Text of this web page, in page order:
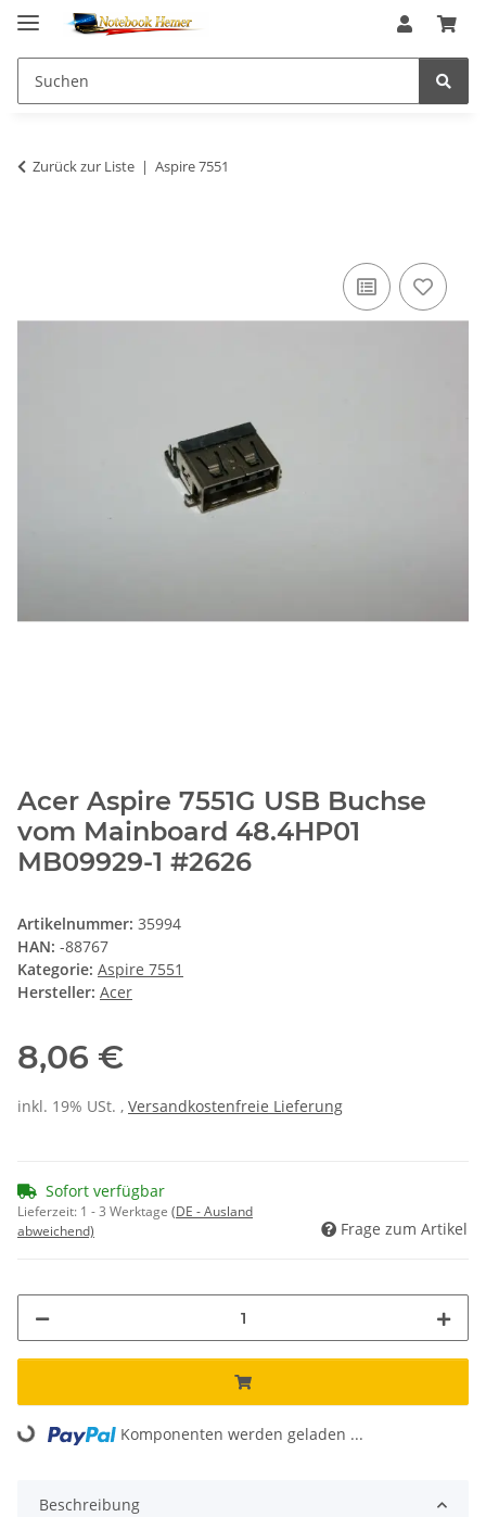
Zurück zur Liste Aspire 7551
Acer Aspire 7551G USB Buchse
vom Mainboard 48.4HP01
MB09929-1 #2626
Artikelnummer: 35994
HAN: -88767
Kategorie: Aspire 7551
Hersteller: Acer
8,06 €
inkl. 19% USt. , Versandkostenfreie Lieferung
Sofort verfügbar
Lieferzeit: 1 - 3 Werktage (DE - Ausland
abweichend)
Frage zum Artikel
Loading... Komponenten werden geladen ...
Beschreibung